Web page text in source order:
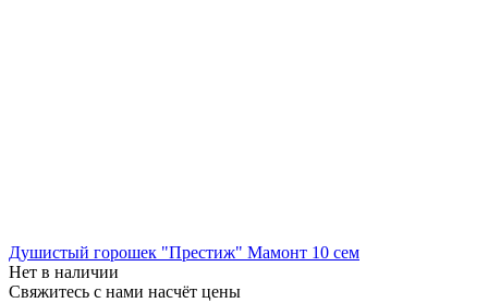
Душистый горошек "Престиж" Мамонт 10 сем
Нет в наличии
Свяжитесь с нами насчёт цены